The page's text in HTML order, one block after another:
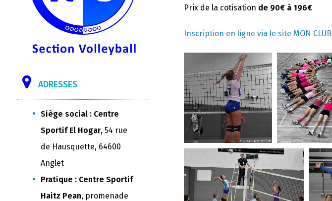
ADRESSES
Siège social : Centre
Sportif El Hogar, 54 rue
de Hausquette, 64600
Anglet
Pratique : Centre Sportif
Haitz Pean, promenade
Prix de la cotisation de 90€ à 196€
Inscription en ligne via le site MON CLUB